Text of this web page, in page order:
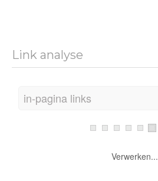
Link analyse
in-pagina links
Verwerken...